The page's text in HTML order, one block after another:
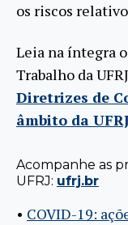
os riscos
Leia na íntegra
Trabalho da
Diretrizes de
âmbito da
Acompanhe as
UFRJ: ufrj.br
• COVID-19: